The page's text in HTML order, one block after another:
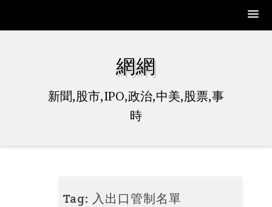
網網
新聞,股市,IPO,政治,中美,股票,事
時
Tag: 入出口管制名單